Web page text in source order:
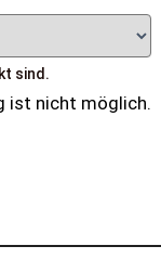
sind.
ist nicht möglich.